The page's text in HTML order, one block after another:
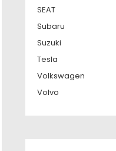
SEAT
Subaru
Suzuki
Tesla
Volkswagen
Volvo